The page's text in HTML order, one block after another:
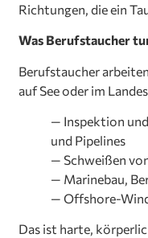
Richtungen, die ein
Was Berufstaucher
Berufstaucher
auf See oder im
— Inspektion
und Pipelines
— Schweißen
— Marinebau,
— Offshore-
Das ist harte,